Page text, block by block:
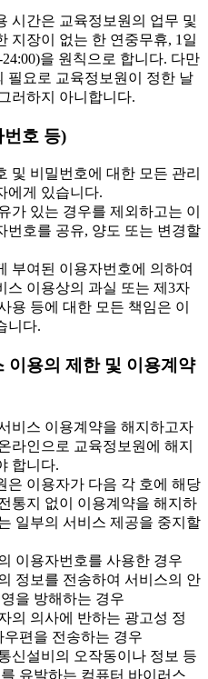
시간은 교육정보원의 업무 및
지장이 없는 한 연중무휴, 1일
24:00)을 원칙으로 합니다. 다만
필요로 교육정보원이 정한 날
러하지 아니합니다.
번호 등)
및 비밀번호에 대한 모든 관리
에게 있습니다.
가 있는 경우를 제외하고는 이
번호를 공유, 양도 또는 변경할
부여된 이용자번호에 의하여
스 이용상의 과실 또는 제3자
용 등에 대한 모든 책임은 이
니다.
이용의 제한 및 이용계약
비스 이용계약을 해지하고자
라인으로 교육정보원에 해지
합니다.
이용자가 다음 각 호에 해당
통지 없이 이용계약을 해지하
일부의 서비스 제공을 중지할
이용자번호를 사용한 경우
정보를 전송하여 서비스의 안
을 방해하는 경우
의 의사에 반하는 광고성 정
우편을 전송하는 경우
신설비의 오작동이나 정보 등
유발하는 컴퓨터 바이러스